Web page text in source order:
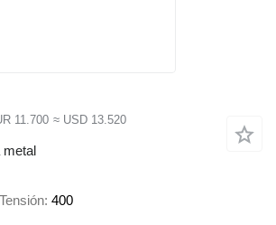
11.700 ≈ USD 13.520
metal
Tensión 400